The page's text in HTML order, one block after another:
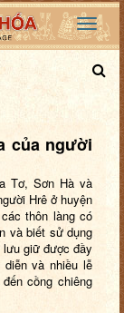
của người
Tơ, Sơn Hà và
Hrê ở huyện
thôn làng có
và biết sử dụng
giữ được đầy
và nhiều lễ
cồng chiêng